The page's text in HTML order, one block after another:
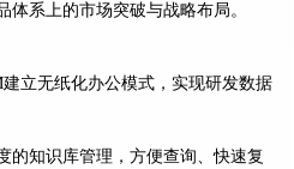
系上的市场突破与战略布局。
立无纸化办公模式，实现研发数据
的知识库管理，方便查询、快速复